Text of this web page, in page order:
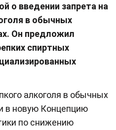
о введении запрета на
в обычных
Он предложил
спиртных
алкоголя в обычных
в новую Концепцию
по снижению